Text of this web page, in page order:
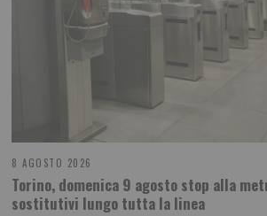
8 AGOSTO 2026
Torino, domenica 9 agosto stop alla
sostitutivi lungo tutta la linea